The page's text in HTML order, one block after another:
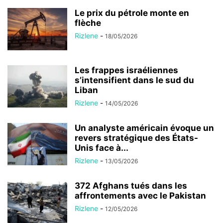
Le prix du pétrole monte en
flèche
Rizlene - 18/05/2026
Les frappes israéliennes
s’intensifient dans le sud du
Liban
Rizlene - 14/05/2026
Un analyste américain évoque un
revers stratégique des États-
Unis face à...
Rizlene - 13/05/2026
372 Afghans tués dans les
affrontements avec le Pakistan
Rizlene - 12/05/2026